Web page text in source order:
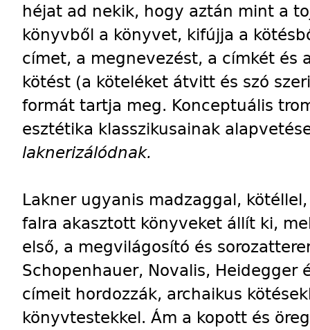
héjat ad nekik, hogy aztán mint a
könyvből a könyvet, kifújja a
címet, a megnevezést, a címkét és
kötést (a köteléket átvitt és szó
formát tartja meg. Konceptuális
esztétika klasszikusainak
laknerizálódnak.
Lakner ugyanis madzaggal,
falra akasztott könyveket állít ki,
első, a megvilágosító és
Schopenhauer, Novalis, Heidegger
címeit hordozzák, archaikus
könyvtestekkel. Ám a kopott és